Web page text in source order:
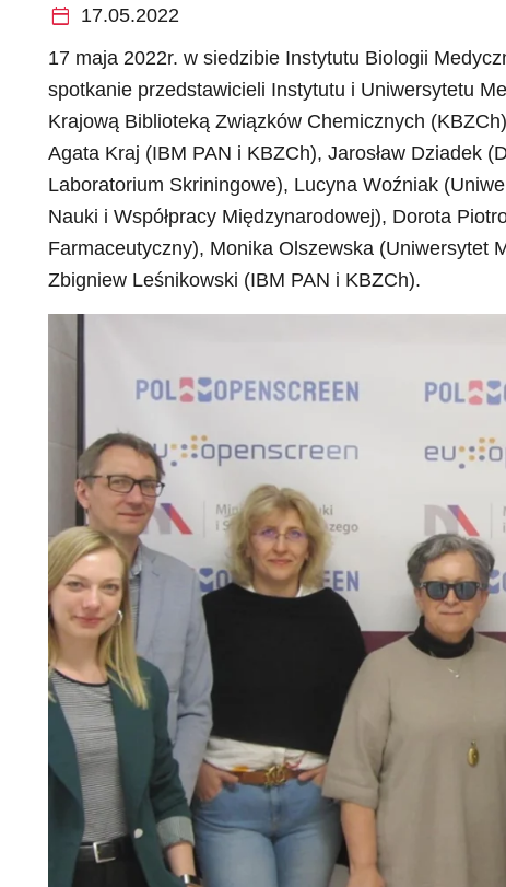
calendar_today 17.05.2022
17 maja 2022r. w siedzibie Instytutu Biologii
spotkanie przedstawicieli Instytutu i Uniwersytetu
Krajową Biblioteką Związków Chemicznych
Agata Kraj (IBM PAN i KBZCh), Jarosław Dziadek
Laboratorium Skriningowe), Lucyna Woźniak
Nauki i Współpracy Międzynarodowej), Dorota
Farmaceutyczny), Monika Olszewska (Uniwersytet
Zbigniew Leśnikowski (IBM PAN i KBZCh).